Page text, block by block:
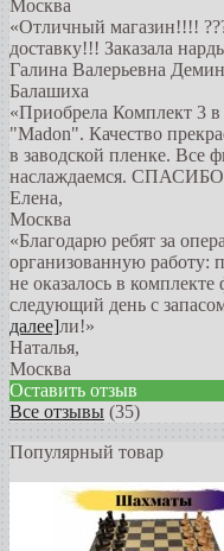
Москва
«Отличный магазин!!!!
доставку!!! Заказала
Галина Валерьевна
Балашиха
«Приобрела Комплект 3
"Madon". Качество
в заводской пленке. Все
наслаждаемся.
Елена,
Москва
«Благодарю ребят за
организованную
не оказалось в
следующий день с
далее]ли!»
Наталья,
Москва
Оставить отзыв
Все отзывы (35)
Популярный товар